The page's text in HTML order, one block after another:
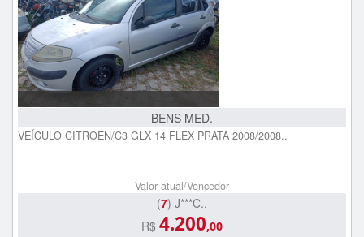
BENS MED.
VEÍCULO CITROEN/C3 GLX 14 FLEX PRATA 2008/2008..
Valor atual/Vencedor
(7) J***C..
R$ 4.200,00